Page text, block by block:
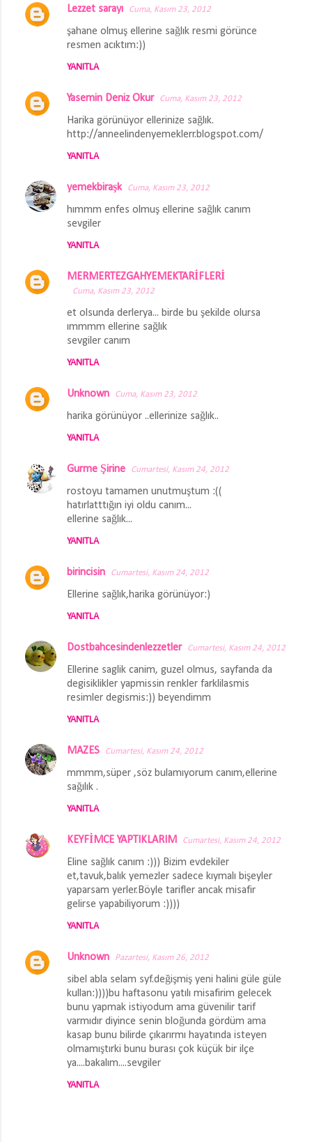
Lezzet sarayı Cuma, Kasım 23, 2012
şahane olmuş ellerine sağlık resmi görünce
resmen acıktım:))
YANITLA
Yasemin Deniz Okur Cuma, Kasım 23, 2012
Harika görünüyor ellerinize sağlık.
http://anneelindenyemeklerr.blogspot.com/
YANITLA
yemekbiraşk Cuma, Kasım 23, 2012
hımmm enfes olmuş ellerine sağlık canım
sevgiler
YANITLA
MERMERTEZGAHYEMEKTARİFLERİ
Cuma, Kasım 23, 2012
et olsunda derlerya... birde bu şekilde olursa
ımmmm ellerine sağlık
sevgiler canım
YANITLA
Unknown Cuma, Kasım 23, 2012
harika görünüyor ..ellerinize sağlık..
YANITLA
Gurme Şirine Cumartesi, Kasım 24, 2012
rostoyu tamamen unutmuştum :((
hatırlatttığın iyi oldu canım...
ellerine sağlık...
YANITLA
birincisin Cumartesi, Kasım 24, 2012
Ellerine sağlık,harika görünüyor:)
YANITLA
Dostbahcesindenlezzetler Cumartesi, Kasım 24, 2012
Ellerine saglik canim, guzel olmus, sayfanda da
degisiklikler yapmissin renkler farklilasmis
resimler degismis:)) beyendimm
YANITLA
MAZES Cumartesi, Kasım 24, 2012
mmmm,süper ,söz bulamıyorum canım,ellerine
sağılık .
YANITLA
KEYFİMCE YAPTIKLARIM Cumartesi, Kasım 24, 2012
Eline sağlık canım :))) Bizim evdekiler
et,tavuk,balık yemezler sadece kıymalı bişeyler
yaparsam yerler.Böyle tarifler ancak misafir
gelirse yapabiliyorum :))))
YANITLA
Unknown Pazartesi, Kasım 26, 2012
sibel abla selam syf.değişmiş yeni halini güle güle
kullan:))))bu haftasonu yatılı misafirim gelecek
bunu yapmak istiyodum ama güvenilir tarif
varmıdır diyince senin bloğunda gördüm ama
kasap bunu bilirde çıkarırmı hayatında isteyen
olmamıştırki bunu burası çok küçük bir ilçe
ya....bakalım....sevgiler
YANITLA